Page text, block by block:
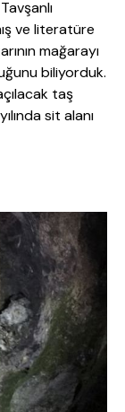
ve literatüre
mağarayı
biliyorduk.
taş
sit alanı